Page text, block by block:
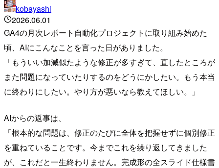
kobayashi
2026.06.01
GA4の月次レポート自動化プロジェクトに取り組み始めた
頃、AIにこんなことを言った日がありました。
「もういい加減似たような修正が多すぎて、直したところが
また問題になっていたりするのをどうにかしたい。もう本当
に終わりにしたい。やり方が悪いなら教えてほしい。」
AIからの返事は、
「根本的な問題は、修正のたびに全体を把握せずに個別修正
を重ねていることです。今までこれを繰り返してきました
が、これだと一生終わりません。完成形の全スライド仕様書